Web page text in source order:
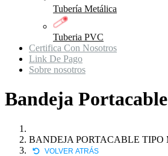
Tubería Metálica
Tuberia PVC
Certifica Con Nosotros
Link De Pago
Sobre nosotros
Bandeja
BANDEJA PORTACABLE TIPO
VOLVER ATRÁS